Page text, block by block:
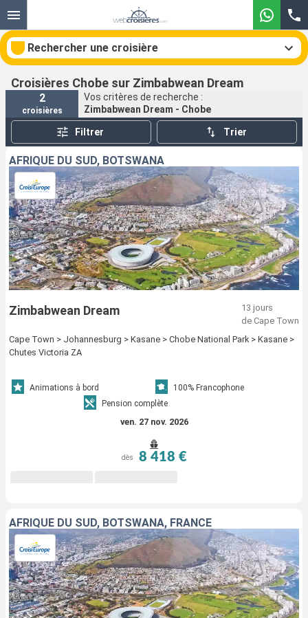
Rechercher une croisière
Nos destinations
Mois de départ
Ports Compagnies
Rechercher
Croisières Chobe sur Zimbabwean Dream
2
croisières
Vos critères de recherche :
Zimbabwean Dream - Chobe
Filtrer Trier
AFRIQUE DU SUD, BOTSWANA
Zimbabwean Dream
13 jours
de Cape Town
Cape Town > Johannesburg > Kasane > Chobe National Park > Kasane >
Chutes Victoria ZA
Animations à bord
100% Francophone
Pension complète
ven. 27 nov. 2026
dès 8 418 €
AFRIQUE DU SUD, BOTSWANA, FRANCE